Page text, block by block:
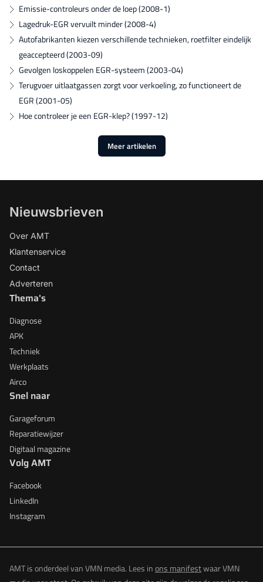
Emissie-controleurs onder de loep (2008-1)
Lagedruk-EGR vervuilt minder (2008-4)
Autofabrikanten kiezen verschillende technieken, roetfilter eindelijk
geaccepteerd (2003-09)
Gevolgen loskoppelen EGR-systeem (2003-04)
Terugvoer uitlaatgassen zorgt voor verkoeling, zo functioneert de
EGR (2001-05)
Hoe controleer je een EGR-klep? (1997-12)
Meer artikelen
Nieuwsbrieven
Over AMT
Klantenservice
Contact
Adverteren
Thema's
Diagnose
APK
Techniek
Werkplaats
Airco
Snel naar
Garageforum
Reparatiewijzer
Digitaal magazine
Volg AMT
Facebook
LinkedIn
Instagram
AMT is onderdeel van VMN media. Lees inons manifestwaar VMN